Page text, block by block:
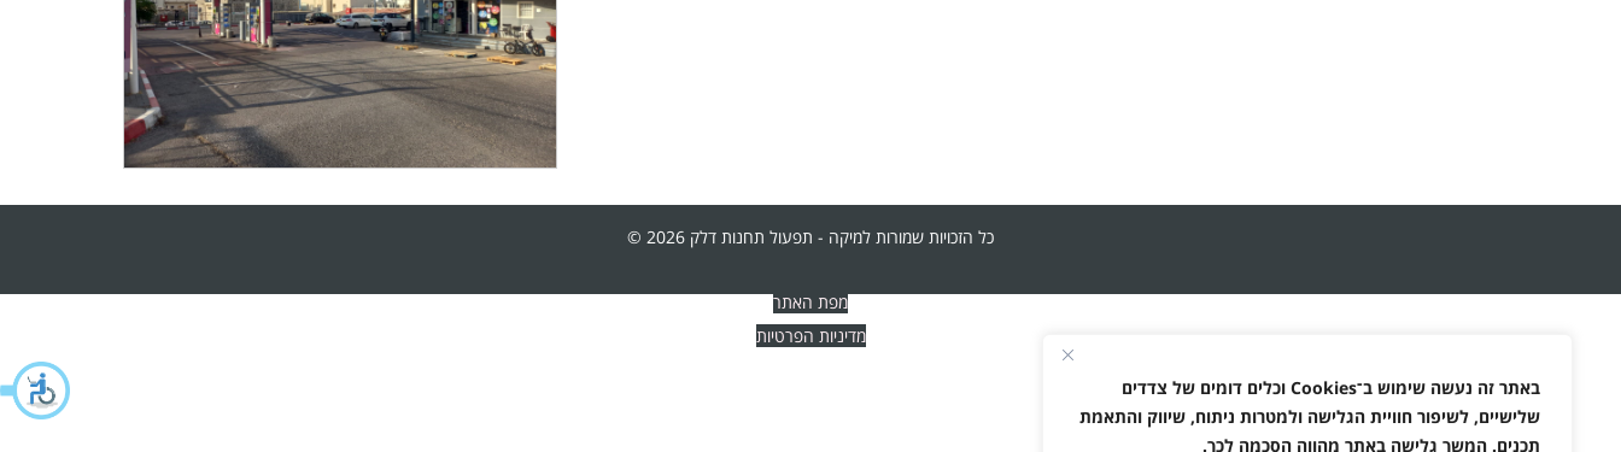
באתר זה נעשה שימוש ב־Cookies וכלים דומים של צדדים
שלישיים, לשיפור חוויית הגלישה ולמטרות ניתוח, שיווק והתאמת
תכנים. המשך גלישה באתר מהווה הסכמה לכך.
כל הזכויות שמורות למיקה - תפעול תחנות דלק 2026 ©
מפת האתר
מדיניות הפרטיות